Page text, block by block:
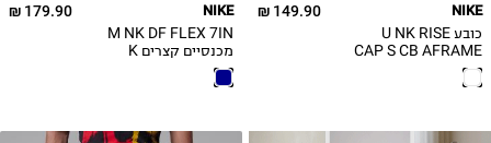
149.90 ₪ NIKE
כובע U NK RISE
CAP S CB AFRAME
SU26 / גברים
179.90 ₪ NIKE
M NK DF FLEX 7IN
מכנסיים קצרים K